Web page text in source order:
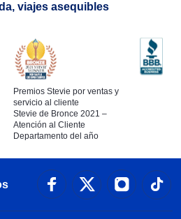
viajes asequibles
Premios Stevie por ventas y
servicio al cliente
Stevie de Bronce 2021 –
Atención al Cliente
Departamento del año